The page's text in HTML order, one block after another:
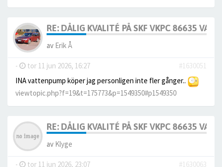
RE: DÅLIG KVALITÉ PÅ SKF VKPC 86635
av Erik Å
- tor 11 jun 2026, 16:27
#1630051
INA vattenpump köper jag personligen inte fler gånger..
viewtopic.php?f=19&t=175773&p=1549350#p1549350
RE: DÅLIG KVALITÉ PÅ SKF VKPC 86635
av Klyge
- tor 11 jun 2026, 23:07
#1630063